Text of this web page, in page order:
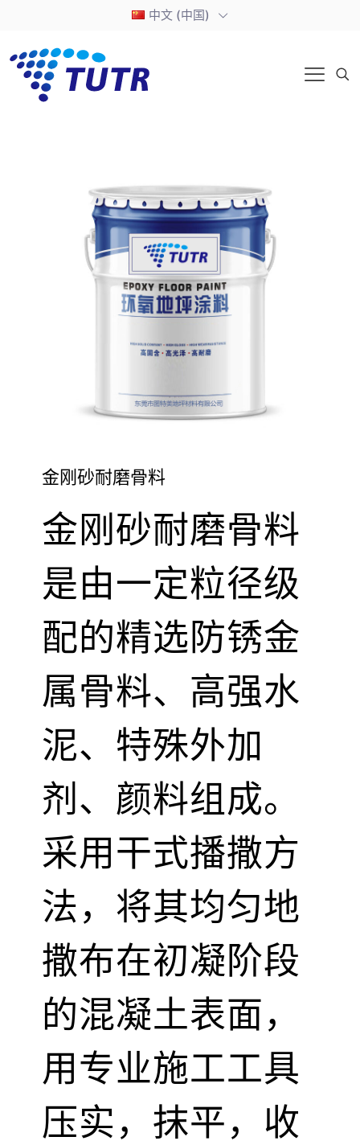
中文 (中国)
金刚砂耐磨骨料
金刚砂耐磨骨料
是由一定粒径级
配的精选防锈金
属骨料、高强水
泥、特殊外加
剂、颜料组成。
采用干式播撒方
法，将其均匀地
撒布在初凝阶段
的混凝土表面，
用专业施工工具
压实，抹平，收